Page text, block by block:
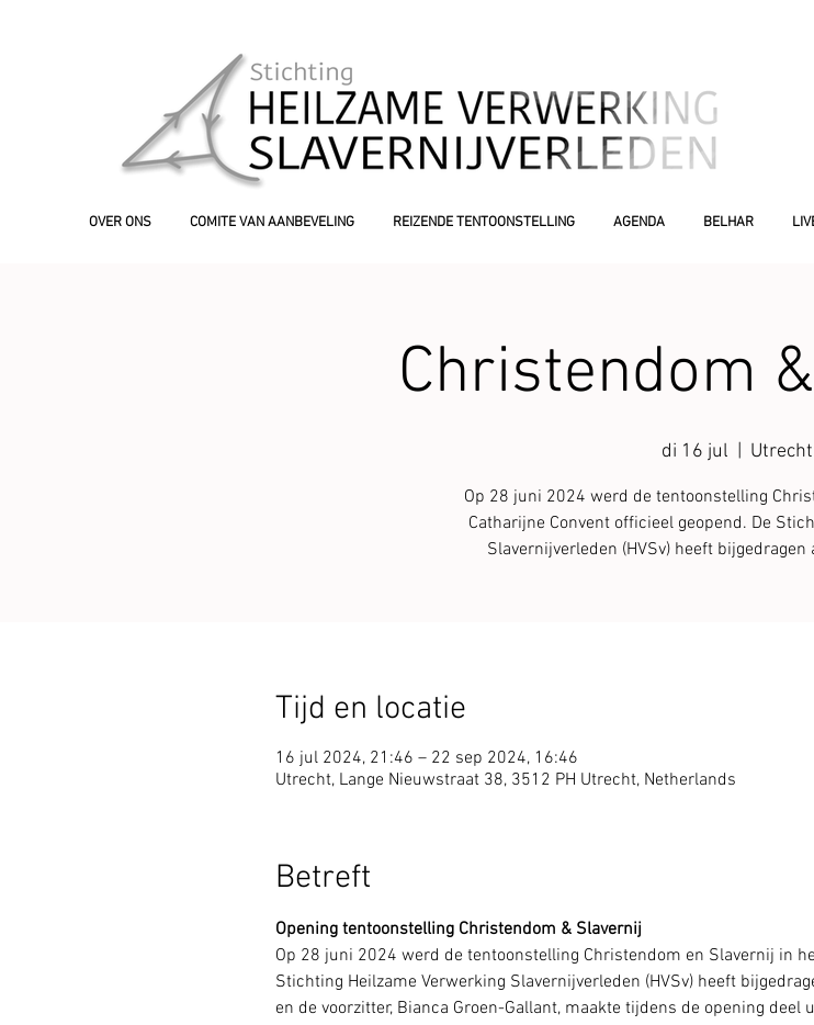
OVER ONS COMITE VAN AANBEVELING REIZENDE TENTOONSTELLING AGENDA BELHAR
Christendom
di 16 jul Utrecht
Op 28 juni 2024 werd de tentoonstelling
Catharijne Convent officieel geopend. De
Slavernijverleden (HVSv) heeft
Tijd en locatie
16 jul 2024, 21:46 – 22 sep 2024, 16:46
Utrecht, Lange Nieuwstraat 38, 3512 PH Utrecht, Netherlands
Betreft
Opening tentoonstelling Christendom & Slavernij
Op 28 juni 2024 werd de tentoonstelling Christendom en Slavernij in
Stichting Heilzame Verwerking Slavernijverleden (HVSv) heeft
en de voorzitter, Bianca Groen-Gallant, maakte tijdens de opening